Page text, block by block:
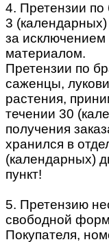
4. Претензии по
3 (календарных)
за исключением
материалом.
Претензии по
саженцы,
растения,
течении 30
получения
хранился в
(календарных)
пункт!
5. Претензию
свободной
Покупателя,